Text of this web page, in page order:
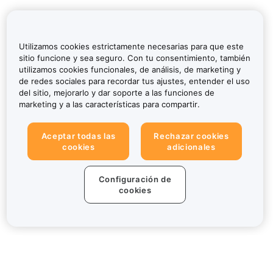
Utilizamos cookies estrictamente necesarias para que este
sitio funcione y sea seguro. Con tu consentimiento, también
utilizamos cookies funcionales, de análisis, de marketing y
de redes sociales para recordar tus ajustes, entender el uso
del sitio, mejorarlo y dar soporte a las funciones de
marketing y a las características para compartir.
Aceptar todas las
cookies
Rechazar cookies
adicionales
Configuración de
cookies